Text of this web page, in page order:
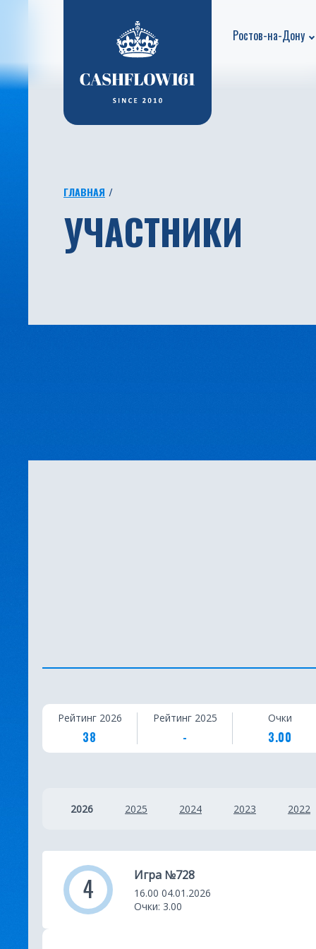
Ростов-на-Дону
ГЛАВНАЯ
УЧАСТНИКИ
С
т
с
к
Рейтинг 2026
38
Рейтинг 2025
-
Очки
3.00
2026 2025 2024 2023 2022
4 Игра №728
16.00 04.01.2026
Очки: 3.00